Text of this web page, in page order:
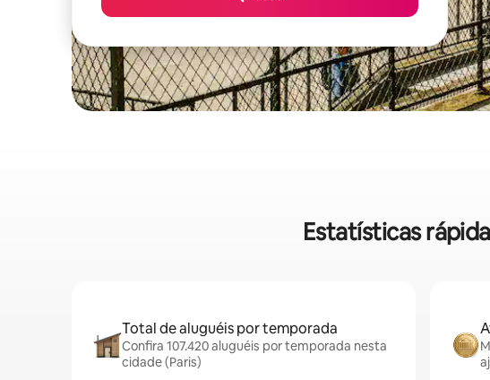
Estatísticas
Total de aluguéis por temporada
Confira 107.420 aluguéis por temporada nesta
cidade (Paris)